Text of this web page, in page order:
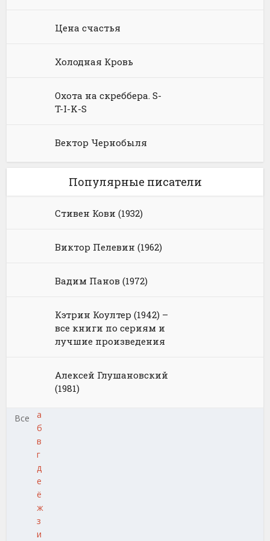
Цена счастья
Холодная Кровь
Охота на скреббера. S-
T-I-K-S
Вектор Чернобыля
Популярные писатели
Стивен Кови (1932)
Виктор Пелевин (1962)
Вадим Панов (1972)
Кэтрин Коултер (1942) –
все книги по сериям и
лучшие произведения
Алексей Глушановский
(1981)
Все
а
б
в
г
д
е
ё
ж
з
и